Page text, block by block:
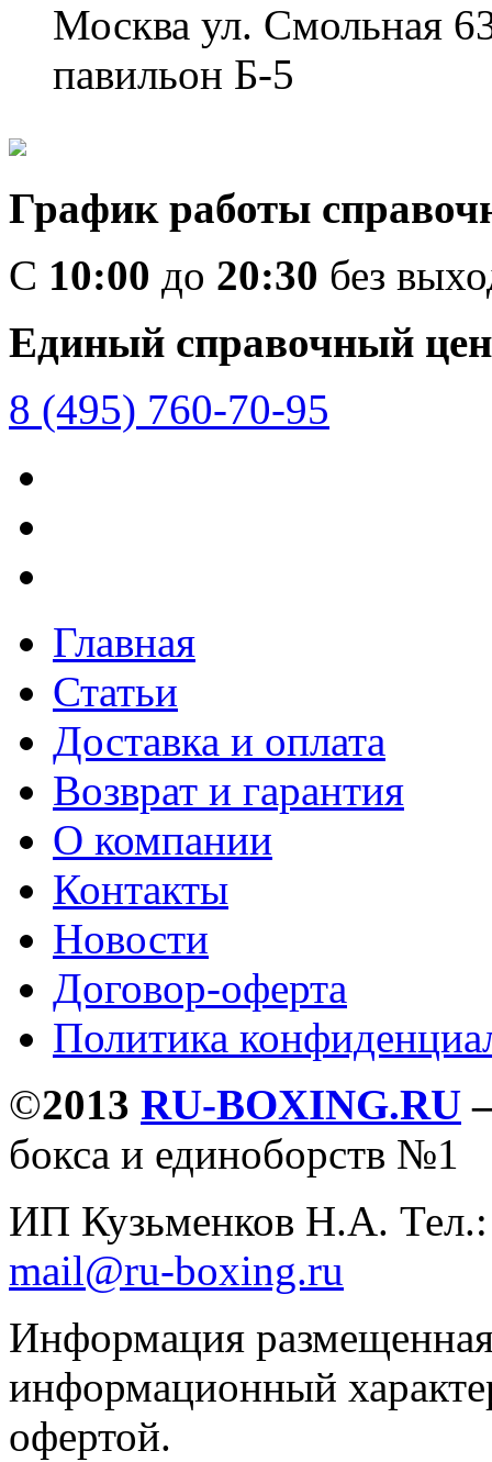
Москва ул. Смольная
павильон Б-5
График работы
C 10:00 до 20:30 без
Единый справочный
8 (495) 760-70-95
Главная
Статьи
Доставка и оплата
Возврат и гарантия
О компании
Контакты
Новости
Договор-оферта
Политика
©2013 RU-BOXING.RU
бокса и единоборств №1
ИП Кузьменков Н.А.
mail@ru-boxing.ru
Информация
информационный
офертой.